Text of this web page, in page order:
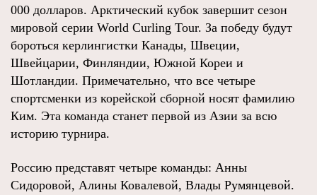
000 долларов. Арктический кубок завершит сезон
мировой серии World Curling Tour. За победу будут
бороться керлингистки Канады, Швеции,
Швейцарии, Финляндии, Южной Кореи и
Шотландии. Примечательно, что все четыре
спортсменки из корейской сборной носят фамилию
Ким. Эта команда станет первой из Азии за всю
историю турнира.
Россию представят четыре команды: Анны
Сидоровой, Алины Ковалевой, Влады Румянцевой.